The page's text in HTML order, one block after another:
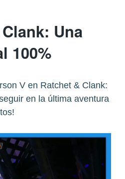
Una
100%
V en Ratchet & Clank:
en la última aventura